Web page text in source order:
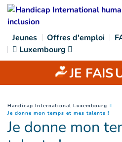
Goto main content
Jeunes Offres d'emploi
Luxembourg
JE FAIS
You are here :
Handicap International Luxembourg
Je donne mon temps et mes talents !
Je donne mon